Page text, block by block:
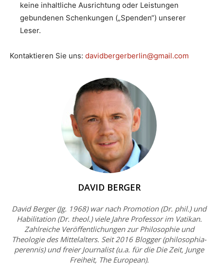
keine inhaltliche Ausrichtung oder Leistungen
gebundenen Schenkungen („Spenden“) unserer
Leser.
Kontaktieren Sie uns: davidbergerberlin@gmail.com
DAVID BERGER
David Berger (Jg. 1968) war nach Promotion (Dr. phil.) und
Habilitation (Dr. theol.) viele Jahre Professor im Vatikan.
Zahlreiche Veröffentlichungen zur Philosophie und
Theologie des Mittelalters. Seit 2016 Blogger (philosophia-
perennis) und freier Journalist (u.a. für die Die Zeit, Junge
Freiheit, The European).